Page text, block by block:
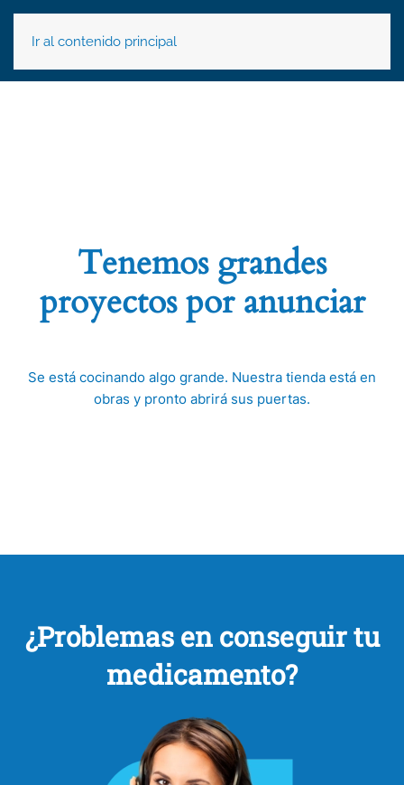
Ir al contenido principal
Tenemos grandes
proyectos por anunciar
Se está cocinando algo grande. Nuestra tienda está en
obras y pronto abrirá sus puertas.
¿Problemas en conseguir tu
medicamento?